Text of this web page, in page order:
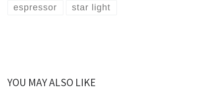
espressor star light
YOU MAY ALSO LIKE